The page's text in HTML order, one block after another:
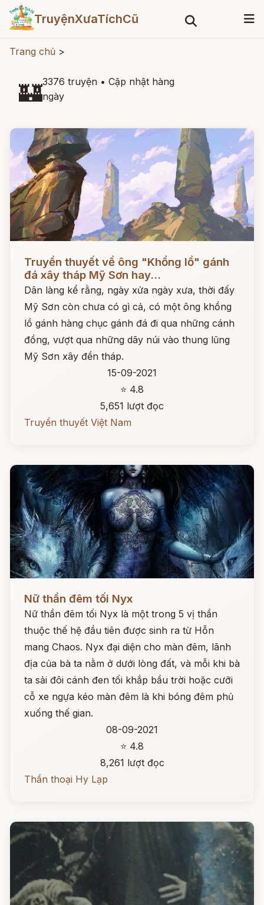
TruyệnXưaTíchCũ
Trang chủ >
🏰3376 truyện • Cập nhật hàng
ngày
Đọc ngay
Truyền thuyết về ông "Khổng lồ" gánh
đá xây tháp Mỹ Sơn hay...
Dân làng kể rằng, ngày xửa ngày xưa, thời đấy
Mỹ Sơn còn chưa có gì cả, có một ông khổng
lồ gánh hàng chục gánh đá đi qua những cánh
đồng, vượt qua những dãy núi vào thung lũng
Mỹ Sơn xây đền tháp.
15-09-2021
⭐ 4.8
5,651 lượt đọc
Truyền thuyết Việt Nam
Nữ thần đêm tối Nyx
Nữ thần đêm tối Nyx là một trong 5 vị thần
thuộc thế hệ đầu tiên được sinh ra từ Hỗn
mang Chaos. Nyx đại diện cho màn đêm, lãnh
địa của bà ta nằm ở dưới lòng đất, và mỗi khi bà
ta sải đôi cánh đen tối khắp bầu trời hoặc cưỡi
cỗ xe ngựa kéo màn đêm là khi bóng đêm phủ
xuống thế gian.
08-09-2021
⭐ 4.8
8,261 lượt đọc
Thần thoại Hy Lạp